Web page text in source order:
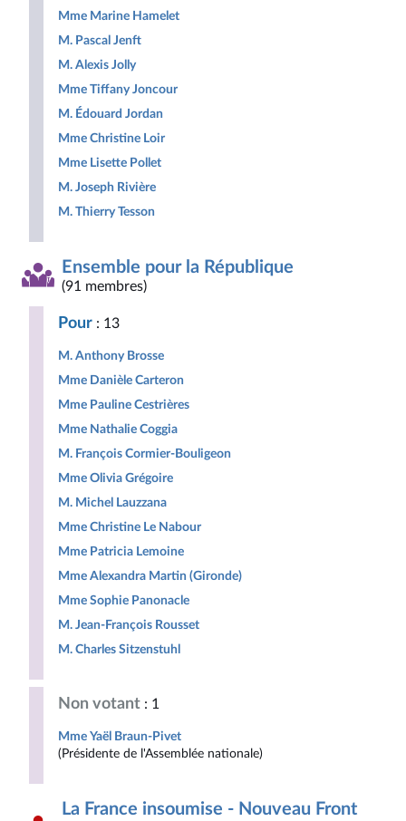
Mme Marine Hamelet
M. Pascal Jenft
M. Alexis Jolly
Mme Tiffany Joncour
M. Édouard Jordan
Mme Christine Loir
Mme Lisette Pollet
M. Joseph Rivière
M. Thierry Tesson
Ensemble pour la République
(91 membres)
Pour : 13
M. Anthony Brosse
Mme Danièle Carteron
Mme Pauline Cestrières
Mme Nathalie Coggia
M. François Cormier-Bouligeon
Mme Olivia Grégoire
M. Michel Lauzzana
Mme Christine Le Nabour
Mme Patricia Lemoine
Mme Alexandra Martin (Gironde)
Mme Sophie Panonacle
M. Jean-François Rousset
M. Charles Sitzenstuhl
Non votant : 1
Mme Yaël Braun-Pivet
(Présidente de l'Assemblée nationale)
La France insoumise - Nouveau Front